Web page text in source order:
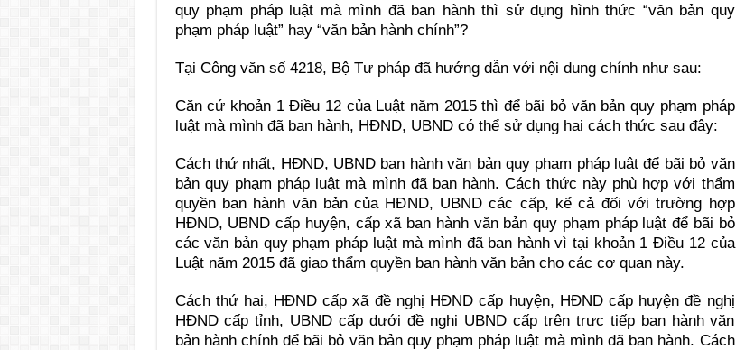
quy phạm pháp luật mà mình đã ban hành thì sử dụng hình thức “văn bản quy
phạm pháp luật” hay “văn bản hành chính”?
Tại Công văn số 4218, Bộ Tư pháp đã hướng dẫn với nội dung chính như sau:
Căn cứ khoản 1 Điều 12 của Luật năm 2015 thì để bãi bỏ văn bản quy phạm pháp
luật mà mình đã ban hành, HĐND, UBND có thể sử dụng hai cách thức sau đây:
Cách thứ nhất, HĐND, UBND ban hành văn bản quy phạm pháp luật để bãi bỏ văn
bản quy phạm pháp luật mà mình đã ban hành. Cách thức này phù hợp với thẩm
quyền ban hành văn bản của HĐND, UBND các cấp, kể cả đối với trường hợp
HĐND, UBND cấp huyện, cấp xã ban hành văn bản quy phạm pháp luật để bãi bỏ
các văn bản quy phạm pháp luật mà mình đã ban hành vì tại khoản 1 Điều 12 của
Luật năm 2015 đã giao thẩm quyền ban hành văn bản cho các cơ quan này.
Cách thứ hai, HĐND cấp xã đề nghị HĐND cấp huyện, HĐND cấp huyện đề nghị
HĐND cấp tỉnh, UBND cấp dưới đề nghị UBND cấp trên trực tiếp ban hành văn
bản hành chính để bãi bỏ văn bản quy phạm pháp luật mà mình đã ban hành. Cách